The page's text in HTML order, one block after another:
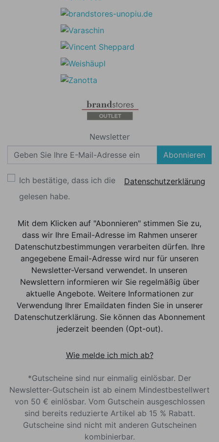
Newsletter
Abonnieren
Ich bestätige, dass ich die
Datenschutzerklärung
gelesen habe.
Mit dem Klicken auf "Abonnieren" stimmen Sie zu,
dass wir Ihre Email-Adresse im Rahmen unserer
Datenschutzbestimmungen verarbeiten dürfen. Ihre
angegebene Email-Adresse wird nur für unseren
Newsletter-Versand verwendet. In unseren
Newslettern informieren wir Sie regelmäßig über
aktuelle Angebote. Weitere Informationen zur
Verwendung Ihrer Emaildaten finden Sie in unserer
Datenschutzerklärung. Sie können das Abonnement
jederzeit beenden (Opt-out).
Wie melde ich mich ab?
*Gutscheine sind nur einmalig einlösbar. Der
Newsletter-Gutschein ist ab einem Mindestbestellwert
von 50 € einlösbar. Vom Gutschein ausgeschlossen
sind bereits reduzierte Artikel ab 15 % Rabatt.
Gutscheine sind nicht mit anderen Gutscheinen
kombinierbar.